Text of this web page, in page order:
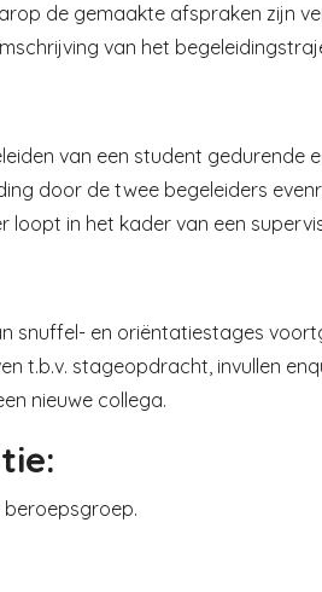
de gemaakte afspraken zijn
van het
van een student gedurende
door de twee begeleiders
loopt in het kader van een
snuffel- en oriëntatiestages
t.b.v. stageopdracht, invullen
nieuwe collega.